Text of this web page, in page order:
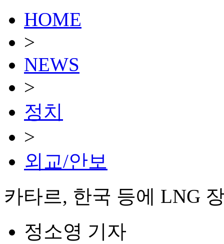
HOME
>
NEWS
>
정치
>
외교/안보
카타르, 한국 등에 LNG
정소영 기자